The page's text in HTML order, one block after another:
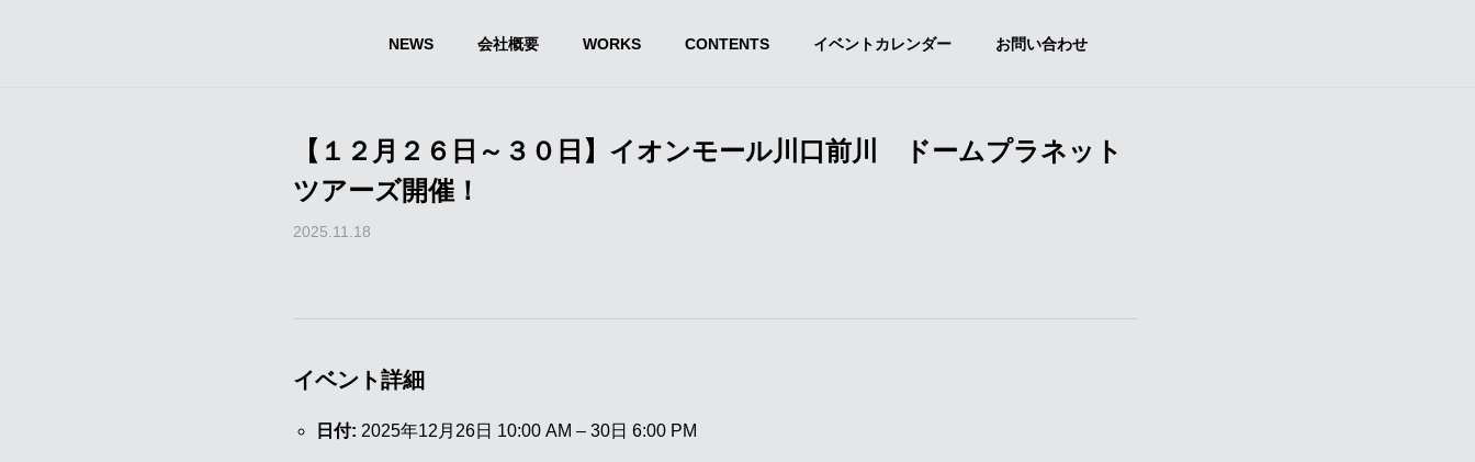
NEWS 会社概要 WORKS CONTENTS イベントカレンダー お問い合わせ
【１２月２６日～３０日】イオンモール川口前川 ドームプラネット
ツアーズ開催！
2025.11.18
イベント詳細
日付: 2025年12月26日 10:00 AM – 30日 6:00 PM